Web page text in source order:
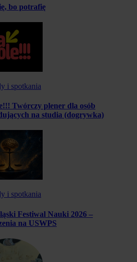
bo potrafię
i spotkania
Twórczy plener dla osób
na studia (dogrywka)
i spotkania
Festiwal Nauki 2026 –
na USWPS